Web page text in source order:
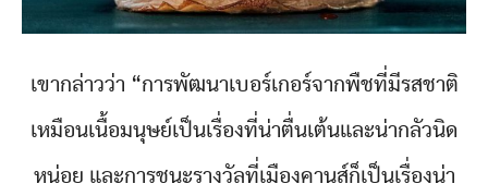
เขากล่าวว่า “การพัฒนาเบอร์เกอร์จากพืชที่มีรสชาติ
เหมือนเนื้อมนุษย์เป็นเรื่องที่น่าตื่นเต้นและน่ากลัวนิด
หน่อย และการชนะรางวัลที่เมืองคานส์ก็เป็นเรื่องน่า